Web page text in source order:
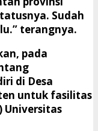
Sudah
terangnya.
pada
di Desa
untuk fasilitas
Universitas